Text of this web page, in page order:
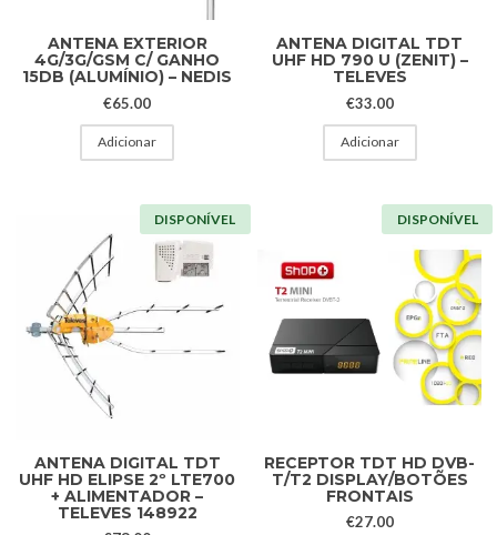
ANTENA EXTERIOR
4G/3G/GSM C/ GANHO
15DB (ALUMÍNIO) – NEDIS
€65.00
Adicionar
ANTENA DIGITAL TDT
UHF HD 790 U (ZENIT) –
TELEVES
€33.00
Adicionar
DISPONÍVEL
ANTENA DIGITAL TDT
UHF HD ELIPSE 2º LTE700
+ ALIMENTADOR –
TELEVES 148922
DISPONÍVEL
RECEPTOR TDT HD DVB-
T/T2 DISPLAY/BOTÕES
FRONTAIS
€27.00